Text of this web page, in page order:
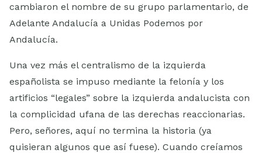
cambiaron el nombre de su grupo parlamentario, de
Adelante Andalucía a Unidas Podemos por
Andalucía.
Una vez más el centralismo de la izquierda
españolista se impuso mediante la felonía y los
artificios “legales” sobre la izquierda andalucista con
la complicidad ufana de las derechas reaccionarias.
Pero, señores, aquí no termina la historia (ya
quisieran algunos que así fuese). Cuando creíamos